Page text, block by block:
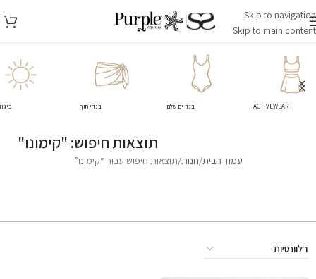
Skip to navigation
Skip to main content
ACTIVEWEAR בגד ים שלם בגדי חוף
תוצאות חיפוש: "קימונו"
עמוד הבית חנות תוצאות חיפוש עבור “קימונו”